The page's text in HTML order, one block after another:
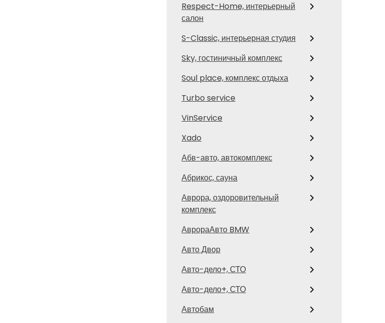
Respect-Home, интерьерный
салон
S-Classic, интерьерная студия
Sky, гостиничный комплекс
Soul place, комплекс отдыха
Turbo service
VinService
Xado
Абв-авто, автокомплекс
Абрикос, сауна
Аврора, оздоровительный
комплекс
АврораАвто BMW
Авто Двор
Авто-дело+, СТО
Авто-дело+, СТО
Автобам